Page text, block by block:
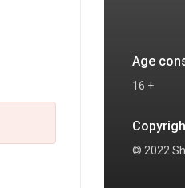
Age
16 +
© 2022